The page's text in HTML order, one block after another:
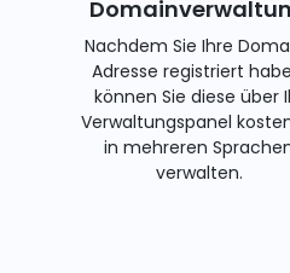
Nachdem Sie Ihre
Adresse registriert
können Sie diese über
Verwaltungspanel
in mehreren
verwalten.